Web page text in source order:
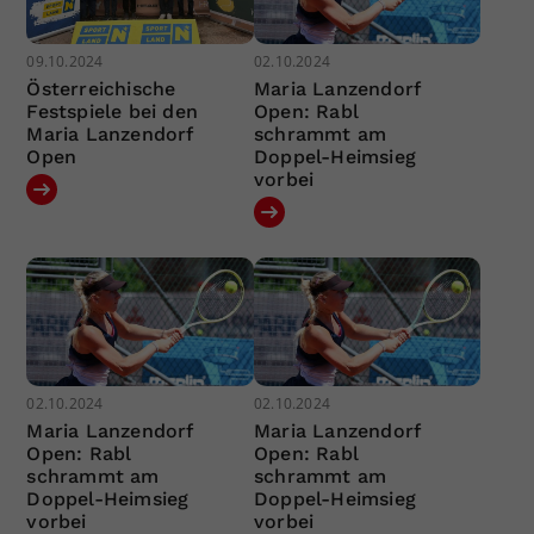
09.10.2024
Österreichische
Festspiele bei den
Maria Lanzendorf
Open
02.10.2024
Maria Lanzendorf
Open: Rabl
schrammt am
Doppel-Heimsieg
vorbei
02.10.2024
Maria Lanzendorf
Open: Rabl
schrammt am
Doppel-Heimsieg
vorbei
02.10.2024
Maria Lanzendorf
Open: Rabl
schrammt am
Doppel-Heimsieg
vorbei